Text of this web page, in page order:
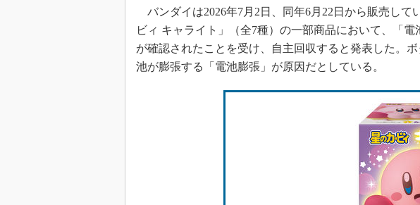
バンダイは2026年7月2日、同年6月22日から販売して
ビィ キャライト」（全7種）の一部商品において、「
が確認されたことを受け、自主回収すると発表した。
池が膨張する「電池膨張」が原因だとしている。